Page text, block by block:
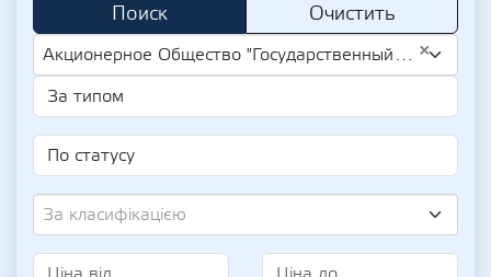
Поиск Очистить
×
Акционерное Общество "Государственный Сберегательный Банк Украины" (UA-EDR 00032129)
За класифікацією